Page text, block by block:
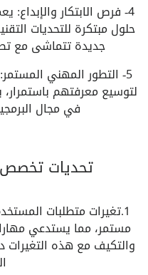
4- فرص الابتكار
حلول مبتكرة للتحديات
جديدة تتماشى مع
5- التطور المهني
لتوسيع معرفتهم
في مجال
تحديات تخصص
1.تغيرات متطلبات
مستمر، مما يستدعي
والتكيف مع هذه التغيرات